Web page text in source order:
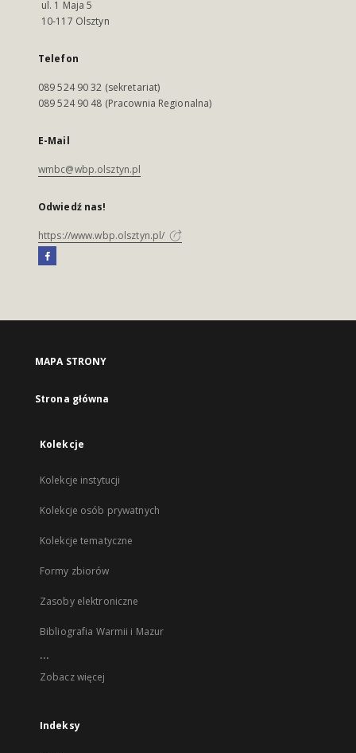
ul. 1 Maja 5
10-117 Olsztyn
Telefon
089 524 90 32 (sekretariat)
089 524 90 48 (Pracownia Regionalna)
E-Mail
wmbc@wbp.olsztyn.pl
Odwiedź nas!
https://www.wbp.olsztyn.pl/
MAPA STRONY
Strona główna
Kolekcje
Kolekcje instytucji
Kolekcje osób prywatnych
Kolekcje tematyczne
Formy zbiorów
Zasoby elektroniczne
Bibliografia Warmii i Mazur
...
Zobacz więcej
Indeksy